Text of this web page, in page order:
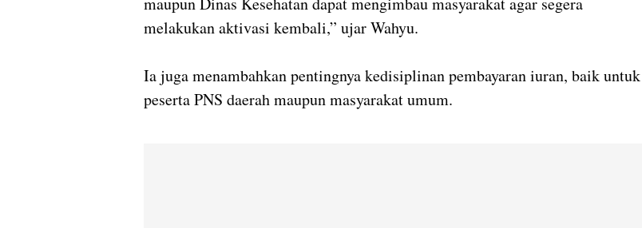
melakukan aktivasi kembali,” ujar Wahyu.
Ia juga menambahkan pentingnya kedisiplinan pembayaran iuran, baik untuk
peserta PNS daerah maupun masyarakat umum.